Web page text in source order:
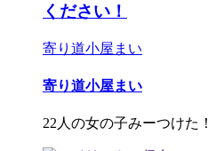
ください！
寄り道小屋まい
寄り道小屋まい
22人の女の子みーつけた！